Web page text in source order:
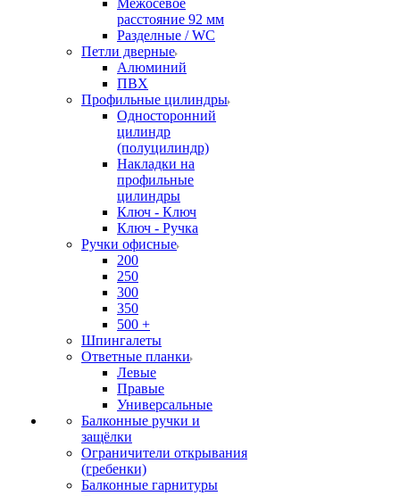
Межосевое
расстояние 92 мм
Разделные / WC
Петли дверные
Алюминий
ПВХ
Профильные цилиндры
Односторонний
цилиндр
(полуцилиндр)
Накладки на
профильные
цилиндры
Ключ - Ключ
Ключ - Ручка
Ручки офисные
200
250
300
350
500 +
Шпингалеты
Ответные планки
Левые
Правые
Универсальные
Балконные ручки и
защёлки
Ограничители открывания
(гребенки)
Балконные гарнитуры